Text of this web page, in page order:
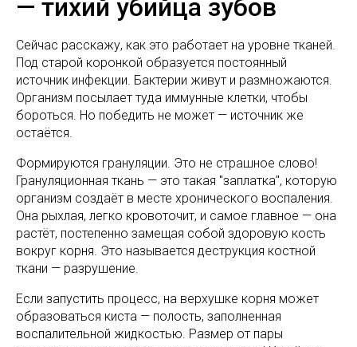
— тихий убийца зубов
Сейчас расскажу, как это работает на уровне тканей.
Под старой коронкой образуется постоянный
источник инфекции. Бактерии живут и размножаются.
Организм посылает туда иммунные клетки, чтобы
бороться. Но победить не может — источник же
остаётся.
Формируются грануляции. Это не страшное слово!
Грануляционная ткань — это такая "заплатка", которую
организм создаёт в месте хронического воспаления.
Она рыхлая, легко кровоточит, и самое главное — она
растёт, постепенно замещая собой здоровую кость
вокруг корня. Это называется деструкция костной
ткани — разрушение.
Если запустить процесс, на верхушке корня может
образоваться киста — полость, заполненная
воспалительной жидкостью. Размер от пары